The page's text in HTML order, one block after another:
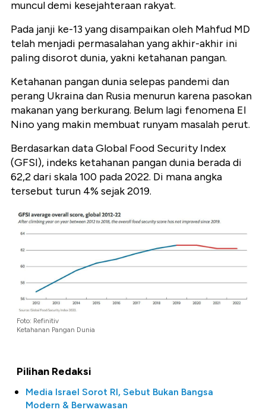
muncul demi kesejahteraan rakyat.
Pada janji ke-13 yang disampaikan oleh Mahfud MD
telah menjadi permasalahan yang akhir-akhir ini
paling disorot dunia, yakni ketahanan pangan.
Ketahanan pangan dunia selepas pandemi dan
perang Ukraina dan Rusia menurun karena pasokan
makanan yang berkurang. Belum lagi fenomena El
Nino yang makin membuat runyam masalah perut.
Berdasarkan data Global Food Security Index
(GFSI), indeks ketahanan pangan dunia berada di
62,2 dari skala 100 pada 2022. Di mana angka
tersebut turun 4% sejak 2019.
Foto: Refinitiv
Ketahanan Pangan Dunia
Pilihan Redaksi
Media Israel Sorot RI, Sebut Bukan Bangsa
Modern & Berwawasan